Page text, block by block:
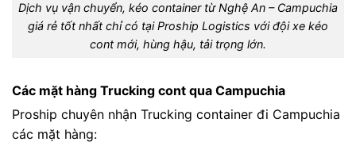
Dịch vụ vận chuyển, kéo container từ Nghệ An – Campuchia
giá rẻ tốt nhất chỉ có tại Proship Logistics với đội xe kéo
cont mới, hùng hậu, tải trọng lớn.
Các mặt hàng Trucking cont qua Campuchia
Proship chuyên nhận Trucking container đi Campuchia
các mặt hàng: